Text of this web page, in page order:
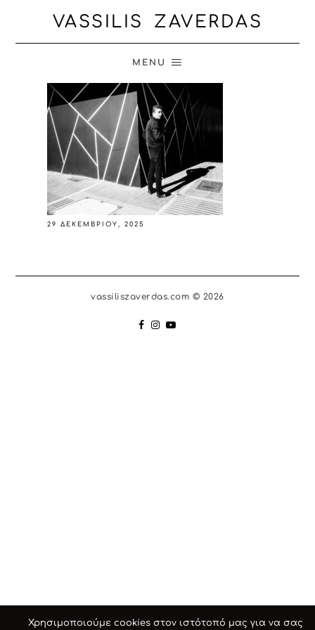
VASSILIS ZAVERDAS
MENU
29 ΔΕΚΕΜΒΡΊΟΥ, 2025
vassiliszaverdas.com © 2026
Χρησιμοποιούμε cookies στον ιστότοπό μας για να σας